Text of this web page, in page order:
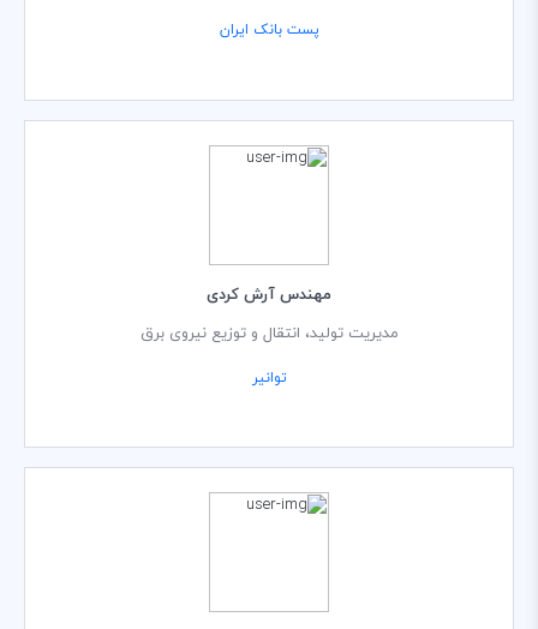
پست بانک ایران
مهندس آرش کردی
مدیریت تولید، انتقال و توزیع نیروی برق
توانیر